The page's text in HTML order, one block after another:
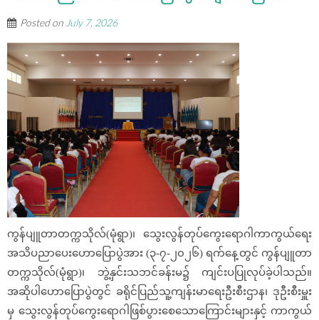
Posted on July 7, 2026
ကွန်ပျူတာတက္ကသိုလ်(မုံရွာ)၊ သွေးလွန်တုပ်ကွေးရောဂါကာကွယ်ရေး
အသိပညာပေးဟောပြောပွဲအား (၃-၇-၂၀၂၆) ရက်နေ့တွင် ကွန်ပျူတာ
တက္ကသိုလ်(မုံရွာ)၊ ဘွဲ့နှင်းသဘင်ခန်းမ၌ ကျင်းပပြုလုပ်ခဲ့ပါသည်။
အဆိုပါဟောပြောပွဲတွင် ခရိုင်ပြည်သူ့ကျန်းမာရေးဦးစီးဌာန၊ ဒုဦးစီးမှူး
မှ သွေးလွန်တုပ်ကွေးရောဂါဖြစ်ပွားစေသောကြောင်းများနှင့် ကာကွယ်